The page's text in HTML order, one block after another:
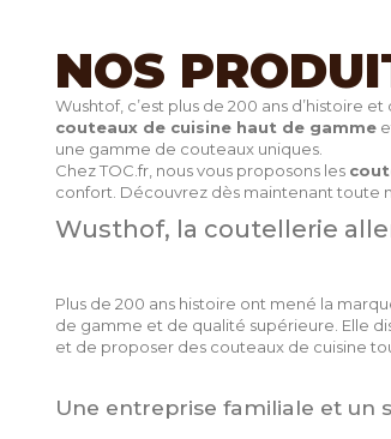
NOS
Wushtof, c’est plus de 200 ans d’histoire
couteaux de cuisine haut de gamme
une gamme de couteaux uniques.
Chez TOC.fr, nous vous proposons les
confort. Découvrez dès maintenant toute
Wusthof, la coutellerie
Plus de 200 ans histoire ont mené la
de gamme et de qualité supérieure. Elle
et de proposer des couteaux de cuisine
Une entreprise familiale et un